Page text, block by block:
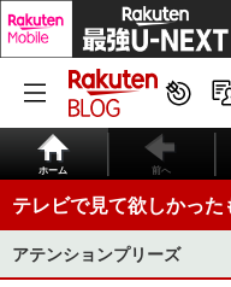
ホーム 前へ
テレビで見て欲しかった
アテンションプリーズ